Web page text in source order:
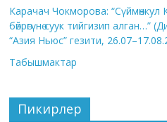
Карачач Чокморова: “Сүймөнкул
бөйрөгүнө суук тийгизип
“Азия Ньюс” гезити,
Табышмактар
Пикирлер